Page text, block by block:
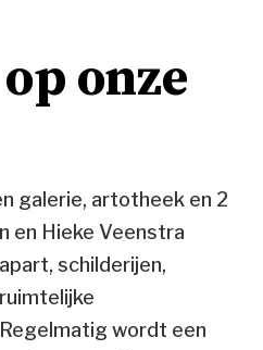
onze
galerie, artotheek en 2
en Hieke Veenstra
schilderijen,
wordt een